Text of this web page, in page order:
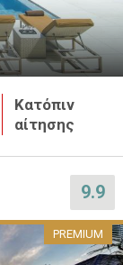
Κατόπιν
αίτησης
9.9
PREMIUM